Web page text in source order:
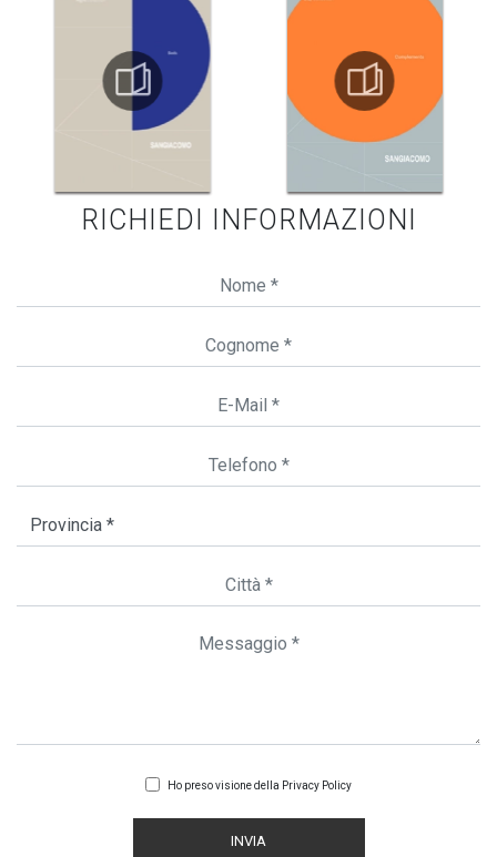
RICHIEDI INFORMAZIONI
Ho preso visione della Privacy Policy
INVIA